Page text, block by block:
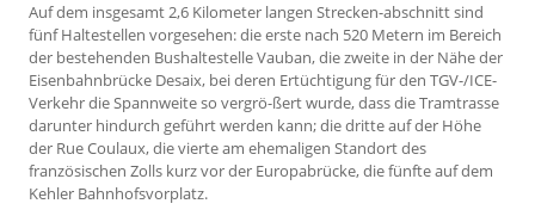
Auf dem insgesamt 2,6 Kilometer langen Strecken-abschnitt sind
fünf Haltestellen vorgesehen: die erste nach 520 Metern im Bereich
der bestehenden Bushaltestelle Vauban, die zweite in der Nähe der
Eisenbahnbrücke Desaix, bei deren Ertüchtigung für den TGV-/ICE-
Verkehr die Spannweite so vergrö-ßert wurde, dass die Tramtrasse
darunter hindurch geführt werden kann; die dritte auf der Höhe
der Rue Coulaux, die vierte am ehemaligen Standort des
französischen Zolls kurz vor der Europabrücke, die fünfte auf dem
Kehler Bahnhofsvorplatz.